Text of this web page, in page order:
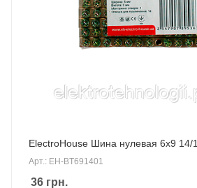
ElectroHouse Шина нулевая 6х9 14/1
Арт.: EH-BT691401
36 грн.